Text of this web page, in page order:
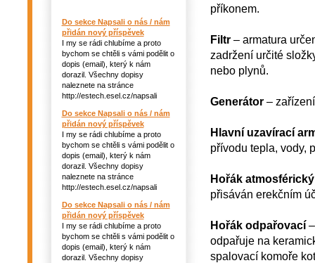
Do sekce Napsali o nás / nám
přidán nový příspěvek
I my se rádi chlubíme a proto
bychom se chtěli s vámi podělit o
dopis (email), který k nám
dorazil. Všechny dopisy
naleznete na stránce
http://estech.esel.cz/napsali
Do sekce Napsali o nás / nám
přidán nový příspěvek
I my se rádi chlubíme a proto
bychom se chtěli s vámi podělit o
dopis (email), který k nám
dorazil. Všechny dopisy
naleznete na stránce
http://estech.esel.cz/napsali
Do sekce Napsali o nás / nám
přidán nový příspěvek
I my se rádi chlubíme a proto
bychom se chtěli s vámi podělit o
dopis (email), který k nám
dorazil. Všechny dopisy
příkonem.
Filtr– armatura
zadržení určité
nebo plynů.
Generátor–
Hlavní uzavírací
přívodu tepla, vody,
Hořák atmosférický
přisáván erekčním
Hořák odpařovací–
odpařuje na
spalovací komoře